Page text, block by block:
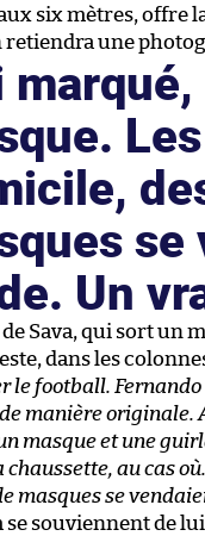
six mètres, offre
retiendra une
Un
Sava, qui sort un
dans les
le football.
manière originale.
masque et une
au cas
masques se
souviennent de